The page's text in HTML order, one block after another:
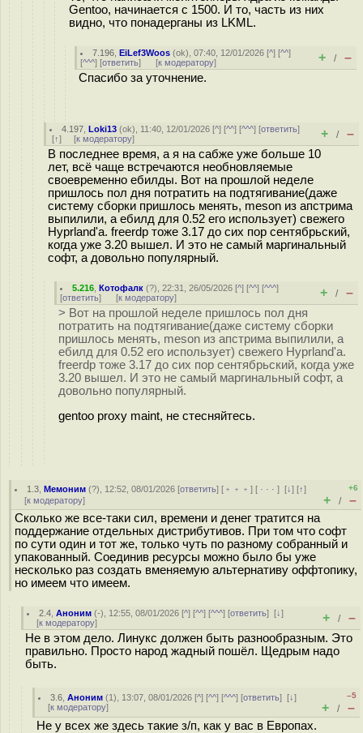
Gentoo, начинается с 1500. И то, часть из них
видно, что понадерганы из LKML.
7.196 ,EiLef3Woos (ok), 07:40, 12/01/2026 [^] [^^]
[^^^] [ответить] [к модератору] + / –
Спасибо за уточнение.
4.197 ,Loki13 (ok), 11:40, 12/01/2026 [^] [^^] [^^^] [ответить]
[↑] [к модератору] + / –
В последнее время, а я на сабже уже больше 10
лет, всё чаще встречаются необновляемые
своевременно ебилды. Вот на прошлой неделе
пришлось пол дня потратить на подтягивание(даже
систему сборки пришлось менять, meson из апстрима
выпилили, а ебилд для 0.52 его использует) свежего
Hyprland'а. freerdp тоже 3.17 до сих пор сентябрьский,
когда уже 3.20 вышел. И это не самый маргинальный
софт, а довольно популярный.
5.216 ,Котофалк (?), 22:31, 26/05/2026 [^] [^^] [^^^]
[ответить] [к модератору] + / –
> Вот на прошлой неделе пришлось пол дня
потратить на подтягивание(даже систему сборки
пришлось менять, meson из апстрима выпилили, а
ебилд для 0.52 его использует) свежего Hyprland'а.
freerdp тоже 3.17 до сих пор сентябрьский, когда уже
3.20 вышел. И это не самый маргинальный софт, а
довольно популярный.
gentoo proxy maint, не стесняйтесь.
1.3 ,Мемоним (?), 12:52, 08/01/2026 [ответить] [ ﹢﹢﹢] [ · · ·][↓] [↑]
[к модератору]
+6
+ / –
Сколько же все-таки сил, времени и денег тратится на
поддержание отдельных дистрибутивов. При том что софт
по сути один и тот же, только чуть по разному собранный и
упакованный. Соединив ресурсы можно было бы уже
несколько раз создать вменяемую альтернативу оффтопику,
но имеем что имеем.
2.4 ,Аноним (-), 12:55, 08/01/2026 [^] [^^] [^^^] [ответить][↓]
[к модератору] + / –
Не в этом дело. Линукс должен быть разнообразным. Это
правильно. Просто народ жадный пошёл. Щедрым надо
быть.
3.6 ,Аноним (1), 13:07, 08/01/2026 [^] [^^] [^^^] [ответить][↓]
[к модератору]
–5
+ / –
Не у всех же здесь такие з/п, как у вас в Европах.